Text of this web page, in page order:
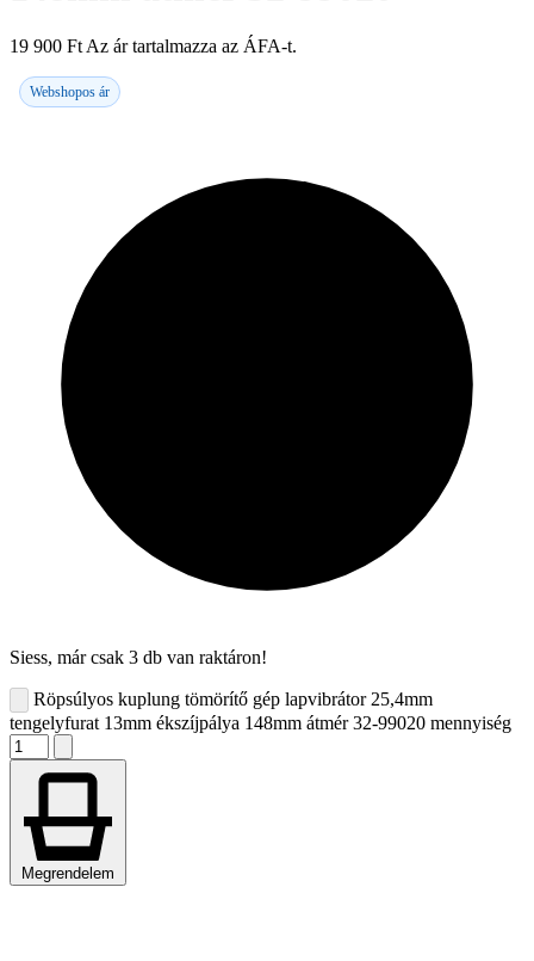
19 900 Ft Az ár tartalmazza az ÁFA-t.
Webshopos ár
Siess, már csak 3 db van raktáron!
Röpsúlyos kuplung tömörítő gép lapvibrátor 25,4mm
tengelyfurat 13mm ékszíjpálya 148mm átmér 32-99020 mennyiség
Megrendelem